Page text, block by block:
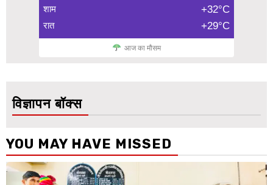
शाम +32°C
रात +29°C
आज का मौसम
विज्ञापन बॉक्स
YOU MAY HAVE MISSED